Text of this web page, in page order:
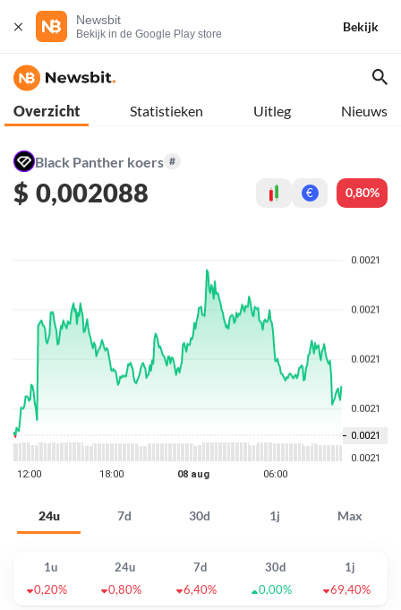
Newsbit
Bekijk in de Google Play store
Bekijk
Overzicht Statistieken Uitleg Nieuws
Black Panther koers #
$ 0,002088 € 0,80%
24u 7d 30d 1j Max
1u 24u 7d 30d
1j
0,20%
0,80% 6,40% 0,00% 69,40%